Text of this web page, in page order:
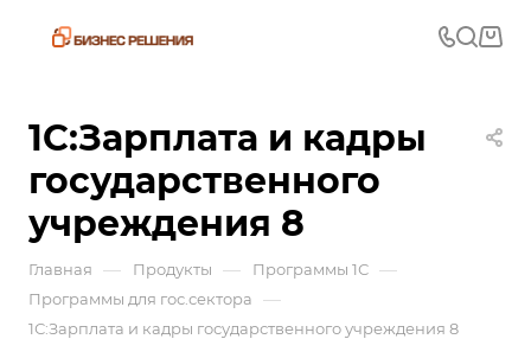
1С:Зарплата и кадры
государственного
учреждения 8
Главная — Продукты — Программы 1С —
Программы для гос.сектора —
1С:Зарплата и кадры государственного учреждения 8